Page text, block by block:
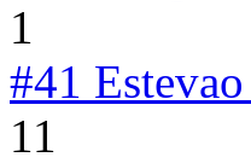
1
#41
11